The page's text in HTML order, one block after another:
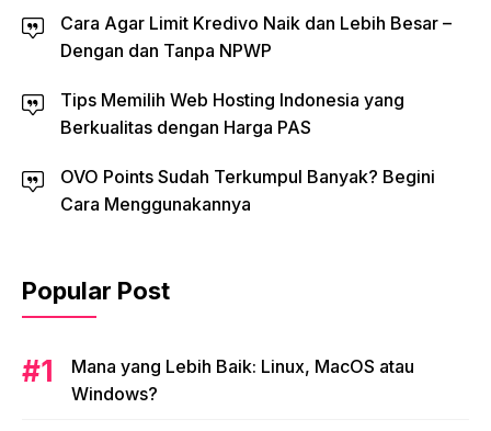
Cara Agar Limit Kredivo Naik dan Lebih Besar –
Dengan dan Tanpa NPWP
Tips Memilih Web Hosting Indonesia yang
Berkualitas dengan Harga PAS
OVO Points Sudah Terkumpul Banyak? Begini
Cara Menggunakannya
Popular Post
Mana yang Lebih Baik: Linux, MacOS atau
Windows?